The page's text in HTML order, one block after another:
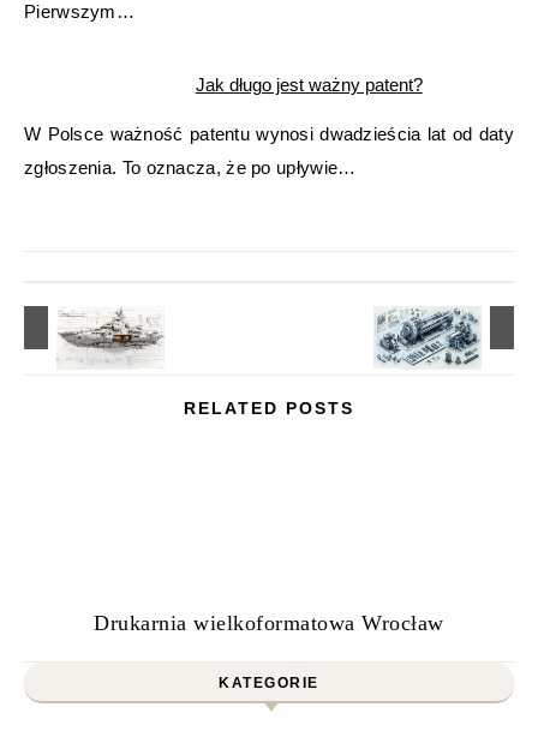
Pierwszym…
Jak długo jest ważny patent?
W Polsce ważność patentu wynosi dwadzieścia lat od daty
zgłoszenia. To oznacza, że po upływie…
RELATED POSTS
Drukarnia wielkoformatowa Wrocław
KATEGORIE